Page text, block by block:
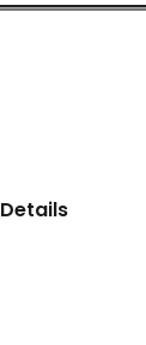
Details